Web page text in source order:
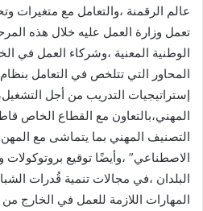
عالم الرقمنة ،والتعامل مع متغيرات
تعمل وزارة العمل عليه خلال هذه
الوطنية المعنية ،وشركاء العمل في
المحاور التي تتلخص في التعامل بنظام
إستراتيجيات التدريب من أجل
المهني،بالتعاون مع القطاع الخاص
التصنيف المهني بما يتماشى مع المهن
الاصطناعي” ،وأيضًا توقيع
البلدان ،في مجالات تنمية قُدرات
المهارات اللازمة للعمل في